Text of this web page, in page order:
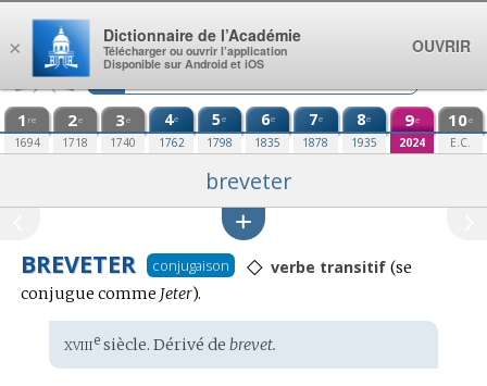
Aller au contenu
1 re
1694
2e
1718
3e
1740
4e
1762
5e
1798
6e
1835
7e
1878
8e
1935
9e
2024
10e
E.C.
breveter
BREVETER conjugaison ◇ verbe transitif (se
conjugue comme Jeter).
Étymologie
:
xviiiesiècle. Dérivé de brevet.
×
Dictionnaire de l’Académie
Télécharger ou ouvrir l’application
Disponible sur Android et iOS
OUVRIR